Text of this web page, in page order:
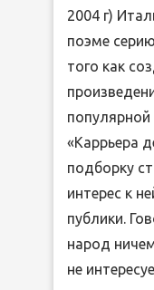
2004 г)
поэме
того как
популярной
«Каррьера
подборку
интерес к
публики.
народ
не